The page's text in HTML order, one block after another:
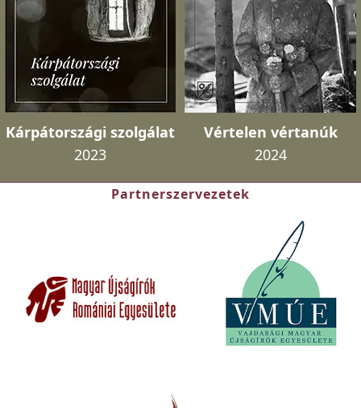
Kárpátországi szolgálat
2023
Vértelen vértanúk
2024
Partnerszervezetek